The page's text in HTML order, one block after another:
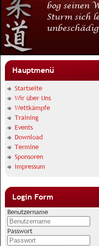
bog seinen
Sturm sich
Hauptmenü
Startseite
Wir über Uns
Wettkämpfe
Training
Events
Download
Termine
Sponsoren
Impressum
Login Form
Benutzername
Passwort